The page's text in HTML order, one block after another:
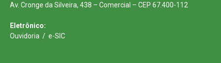
Av. Cronge da Silveira, 438 – Comercial – CEP 67.400-112
Eletrônico:
Ouvidoria / e-SIC